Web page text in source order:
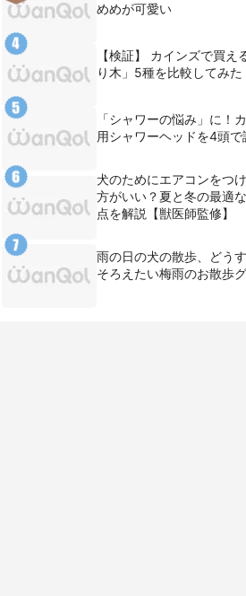
めめが可愛い
【検証】 カインズで買え
り木」5種を比較してみた
「シャワーの悩み」に！
用シャワーヘッドを4頭で
犬のためにエアコンをつ
方がいい？夏と冬の最適
点を解説【獣医師監修】
雨の日の犬の散歩、どう
そろえたい梅雨のお散歩